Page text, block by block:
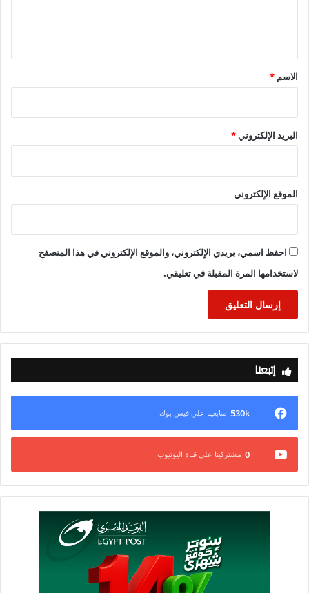
*
الاسم *
البريد الإلكتروني*
الموقع الإلكتروني
احفظ اسمي، بريدي الإلكتروني، والموقع الإلكتروني في هذا المتصفح
لاستخدامها المرة المقبلة في تعليقي.
إتبعنا
530k متابعينا علي فيس بوك
0 مشتركينا علي قناة اليوتيوب